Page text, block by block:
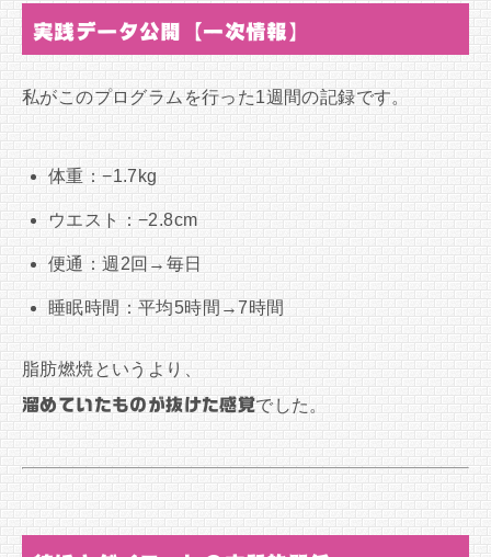
実践データ公開【一次情報】
私がこのプログラムを行った1週間の記録です。
体重：−1.7kg
ウエスト：−2.8cm
便通：週2回→毎日
睡眠時間：平均5時間→7時間
脂肪燃焼というより、
溜めていたものが抜けた感覚でした。